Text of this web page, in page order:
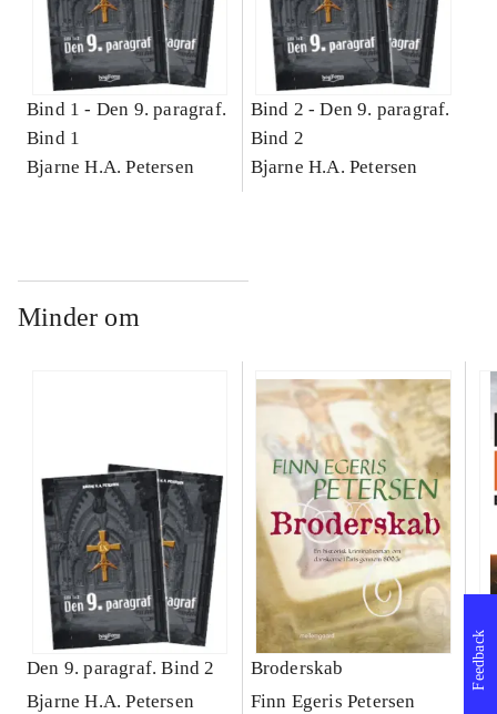
Bind 1 - Den 9. paragraf.
Bind 1
Bjarne H.A. Petersen
Bind 2 -Den 9. paragraf.
Bind 2
Bjarne H.A. Petersen
Minder om
Den 9. paragraf. Bind 2
Bjarne H.A. Petersen
Broderskab
Finn Egeris Petersen
Feedback